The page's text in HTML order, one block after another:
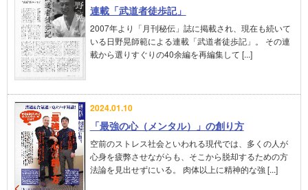
連載「武道者徒歩記」
2007年より「月刊秘伝」誌に掲載され、現在も続いて
いる日野晃師範による連載「武道者徒歩記」。 その連
載から選りすぐりの40余編を再編集して [...]
2024.01.10
「最強の心（メンタル）」の創り方
空前のストレス社会といわれる現代では、多くの人が
心身を疲弊させながらも、そこから脱却するための方
法論を見出せずにいる。 肉体以上に精神的な強 [...]